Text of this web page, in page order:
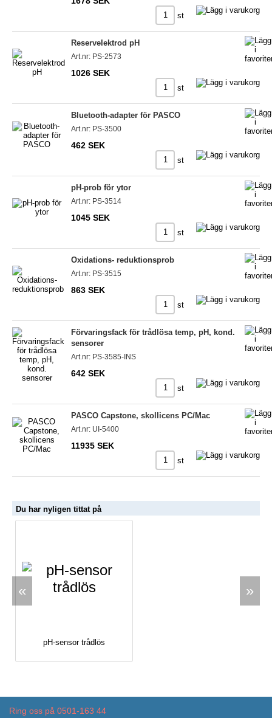
st
Reservelektrod pH
Art.nr: PS-2573
1026 SEK
st
Bluetooth-adapter för PASCO
Art.nr: PS-3500
462 SEK
st
pH-prob för ytor
Art.nr: PS-3514
1045 SEK
st
Oxidations- reduktionsprob
Art.nr: PS-3515
863 SEK
st
Förvaringsfack för trådlösa temp, pH, kond.
sensorer
Art.nr: PS-3585-INS
642 SEK
st
PASCO Capstone, skollicens PC/Mac
Art.nr: UI-5400
11935 SEK
st
Du har nyligen tittat på
«
pH-sensor trådlös
»
Ring oss på 0501-163 44